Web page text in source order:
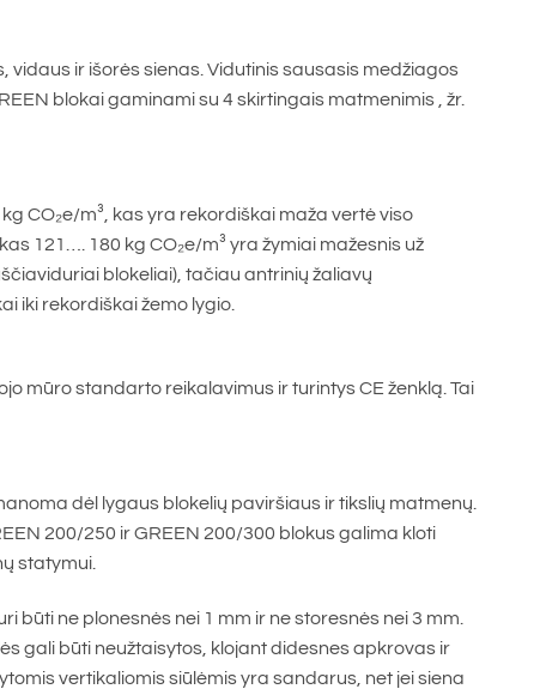
ir išorės sienas. Vidutinis sausasis medžiagos
blokai gaminami su 4 skirtingais matmenimis , žr.
CO₂e/m³, kas yra rekordiškai maža vertė viso
121…. 180 kg CO₂e/m³ yra žymiai mažesnis už
blokeliai), tačiau antrinių žaliavų
iki rekordiškai žemo lygio.
mūro standarto reikalavimus ir turintys CE ženklą. Tai
dėl lygaus blokelių paviršiaus ir tikslių matmenų.
200/250 ir GREEN 200/300 blokus galima kloti
statymui.
būti ne plonesnės nei 1 mm ir ne storesnės nei 3 mm.
gali būti neužtaisytos, klojant didesnes apkrovas ir
vertikaliomis siūlėmis yra sandarus, net jei siena